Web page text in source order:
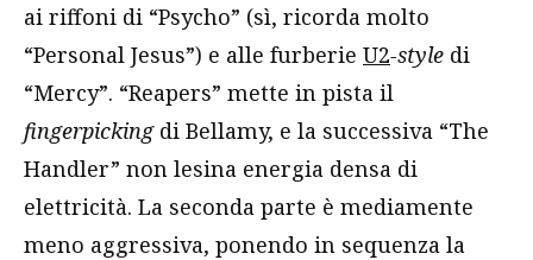
ai riffoni di “Psycho” (sì, ricorda molto
“Personal Jesus”) e alle furberie U2-style di
“Mercy”. “Reapers” mette in pista il
fingerpickingdi Bellamy, e la successiva “The
Handler” non lesina energia densa di
elettricità. La seconda parte è mediamente
meno aggressiva, ponendo in sequenza la